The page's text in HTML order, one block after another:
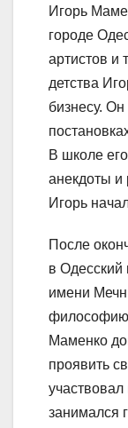
Игорь
городе
артистов и
детства
бизнесу.
В школе
анекдоты и
Игорь
После
в Одесский
имени
философию.
Маменко
проявить
участвовал
занимался